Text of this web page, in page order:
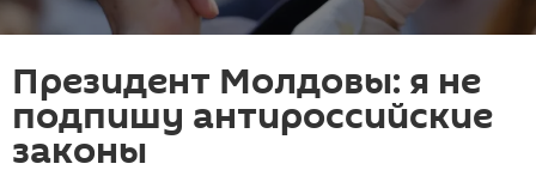
Президент Молдовы: я не
подпишу антироссийские
законы